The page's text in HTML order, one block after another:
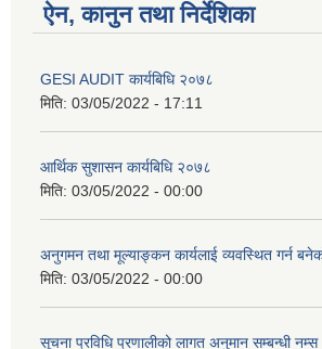
ऐन, कानुन तथा निर्देशिका
GESI AUDIT कार्यबिधि २०७८
मिति: 03/05/2022 - 17:11
आर्थिक सुशासन कार्यबिधि २०७८
मिति: 03/05/2022 - 00:00
अनुगमन तथा मूल्याङ्कन कार्यलाई व्यवस्थित गर्न
मिति: 03/05/2022 - 00:00
सूचना प्रविधि प्रणालीको लागत अनुमान सम्बन्धी